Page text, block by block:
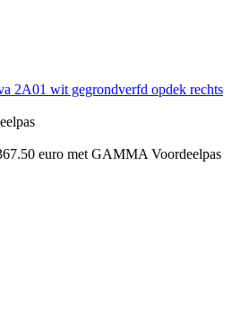
2A01 wit gegrondverfd opdek rechts
euro met GAMMA Voordeelpas